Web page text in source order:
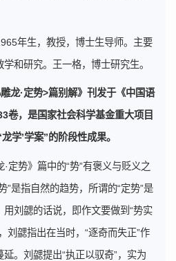
年生，教授，博士生导师。主要
和研究。王一格，博士研究生。
龙·定势>篇别解》刊发于《中国语
卷，是国家社会科学基金重大项目
学’学案”的阶段性成果。
定势》篇中的“势”有褒义与贬义之
”是指自然的趋势，所谓的“定势”是
刘勰的话说，即作文要做到“势实
刘勰指出在当时，“逐奇而失正”作
。刘勰提出“执正以驭奇”，实为